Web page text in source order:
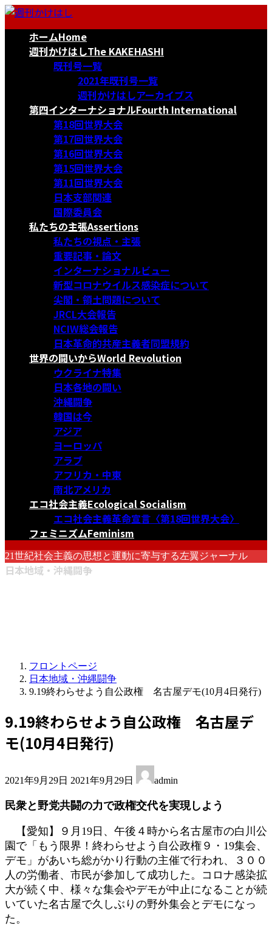
コ
ナ
ホームHome
週刊かけはしThe KAKEHASHI
既刊号一覧
2021年既刊号一覧
週刊かけはしアーカイブス
第四インターナショナルFourth International
第18回世界大会
第17回世界大会
第16回世界大会
第15回世界大会
第11回世界大会
日本支部関連
国際委員会
私たちの主張Assertions
私たちの視点・主張
重要記事・論文
インターナショナルビュー
新型コロナウイルス感染症について
尖閣・領土問題について
JRCL大会報告
NCIW総会報告
日本革命的共産主義者同盟規約
世界の闘いからWorld Revolution
ウクライナ特集
日本各地の闘い
沖縄闘争
韓国は今
アジア
ヨーロッパ
アラブ
アフリカ・中東
南北アメリカ
エコ社会主義Ecological Socialism
エコ社会主義革命宣言〈第18回世界大会〉
フェミニズムFeminism
21世紀社会主義の思想と運動に寄与する左翼ジャーナル
日本地域・沖縄闘争
フロントページ
日本地域・沖縄闘争
9.19終わらせよう自公政権 名古屋デモ(10月4日発行)
9.19終わらせよう自公政権 名古屋デ
モ(10月4日発行)
2021年9月29日 終
新
時
:
2021年9月29日 admin
民衆と野党共闘の力で政権交代を実現しよう
【愛知】９月19日、午後４時から名古屋市の白川公
園で「もう限界！終わらせよう自公政権９・19集会、
デモ」があいち総がかり行動の主催で行われ、３００
人の労働者、市民が参加して成功した。コロナ感染拡
大が続く中、様々な集会やデモが中止になることが続
いていた名古屋で久しぶりの野外集会とデモになっ
た。